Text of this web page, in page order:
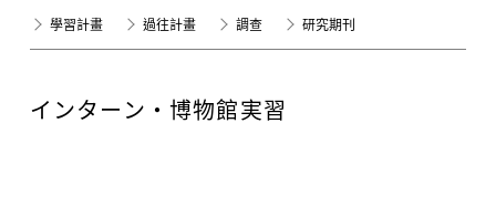
學習計畫 過往計畫 調查 研究期刊
インターン・博物館実習